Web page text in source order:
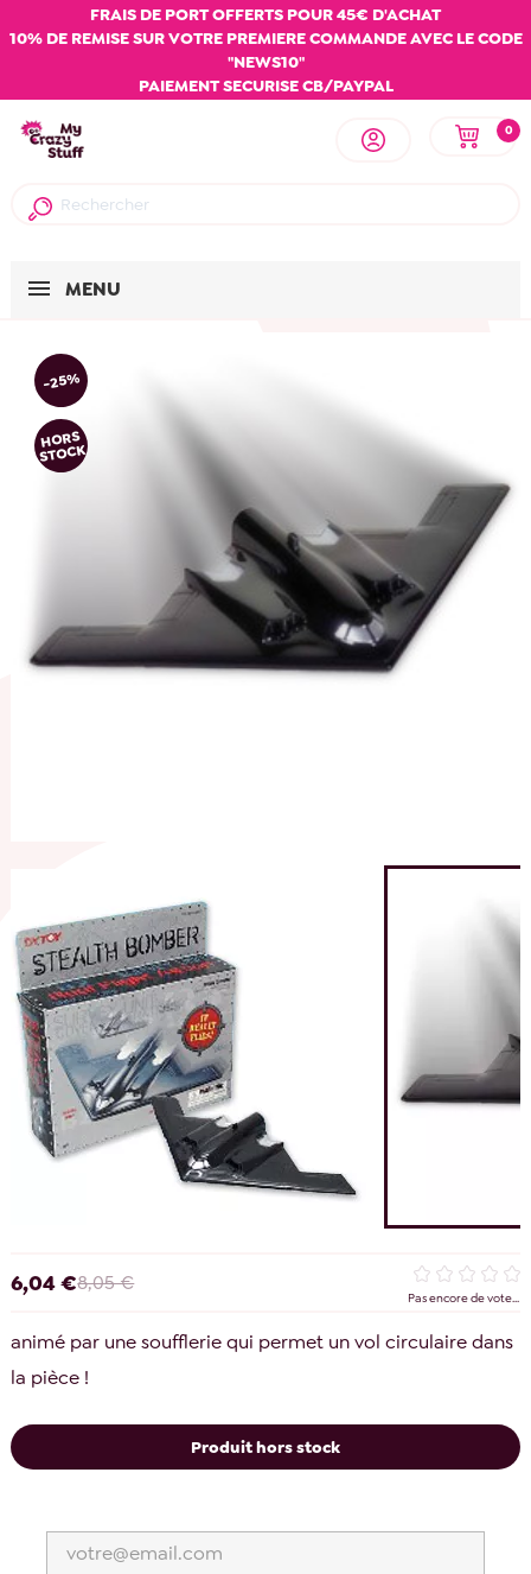
FRAIS DE PORT OFFERTS POUR 45€ D'ACHAT
10% DE REMISE SUR VOTRE PREMIERE COMMANDE AVEC LE CODE
"NEWS10"
PAIEMENT SECURISE CB/PAYPAL
0
MENU
-25%
HORS
STOCK
6,04 €8,05 €
Pas encore de vote...
animé par une soufflerie qui permet un vol circulaire dans
la pièce !
Produit hors stock